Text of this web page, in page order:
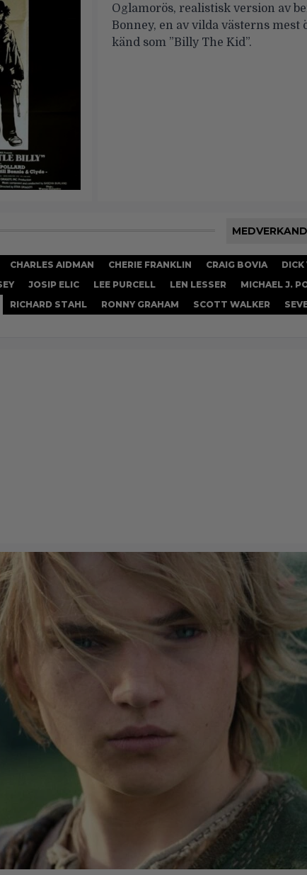
Oglamorös, realistisk version av
Bonney, en av vilda västerns mest
känd som ”Billy The Kid”.
CHARLES AIDMAN CHERIE FRANKLIN CRAIG BOVIA DICK
JOSIP ELIC LEE PURCELL LEN LESSER MICHAEL J.
RICHARD STAHL
RONNY GRAHAM SCOTT WALKER